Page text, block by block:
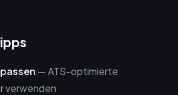
— ATS-optimierte
verwenden